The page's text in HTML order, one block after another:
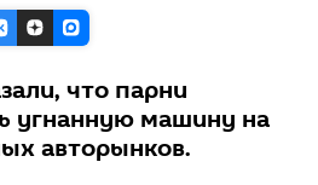
что парни
угнанную машину на
авторынков.